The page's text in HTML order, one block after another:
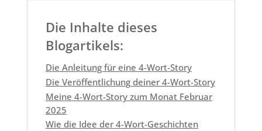
Die Inhalte dieses
Blogartikels:
Die Anleitung für eine 4-Wort-Story
Die Veröffentlichung deiner 4-Wort-Story
Meine 4-Wort-Story zum Monat Februar
2025
Wie die Idee der 4-Wort-Geschichten